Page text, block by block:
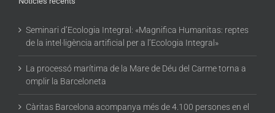
Seminari d’Ecologia Integral: «Magnifica Humanitas: reptes
de la intel·ligència artificial per a l’Ecologia Integral»
La processó marítima de la Mare de Déu del Carme torna a
omplir la Barceloneta
Càritas Barcelona acompanya més de 4.100 persones en el